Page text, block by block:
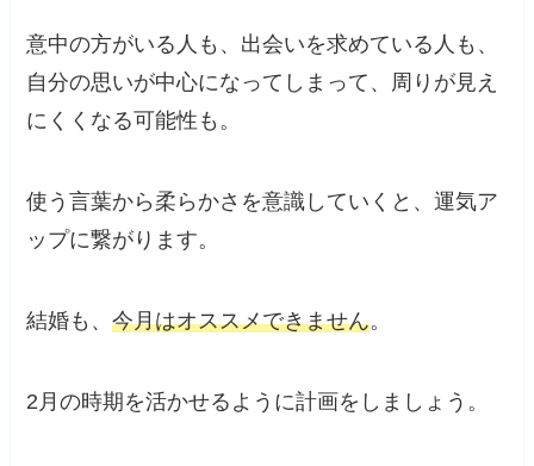
意中の方がいる人も、出会いを求めている人も、
自分の思いが中心になってしまって、周りが見え
にくくなる可能性も。
使う言葉から柔らかさを意識していくと、運気ア
ップに繋がります。
結婚も、今月はオススメできません。
2月の時期を活かせるように計画をしましょう。